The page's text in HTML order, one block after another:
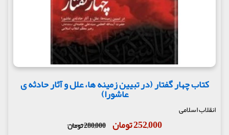
کتاب چهار گفتار (در تبیین زمینه ها، علل و آثار حادثه ی
عاشورا)
انقلاب اسلامی
252,000 تومان 280,000 تومان